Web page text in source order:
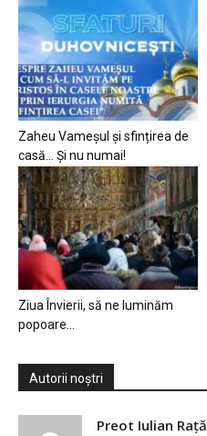
Zaheu Vameșul și sfințirea de
casă… Și nu numai!
Ziua Învierii, să ne luminăm
popoare…
Autorii noștri
Preot Iulian Raţă